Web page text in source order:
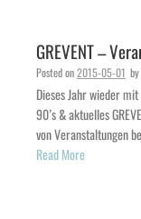
GREVENT –
Posted on2015-05-01 by
Dieses Jahr wieder
90’s & aktuelles
von Veranstaltungen
Read More